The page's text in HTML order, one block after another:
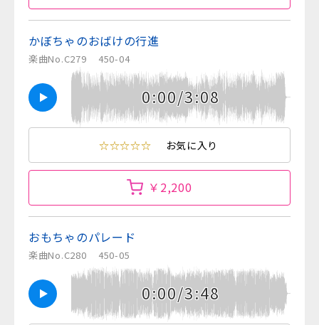
かぼちゃのおばけの行進
楽曲No.C279 450-04
0:00/3:08
☆☆☆☆☆ お気に入り
￥2,200
おもちゃのパレード
楽曲No.C280 450-05
0:00/3:48